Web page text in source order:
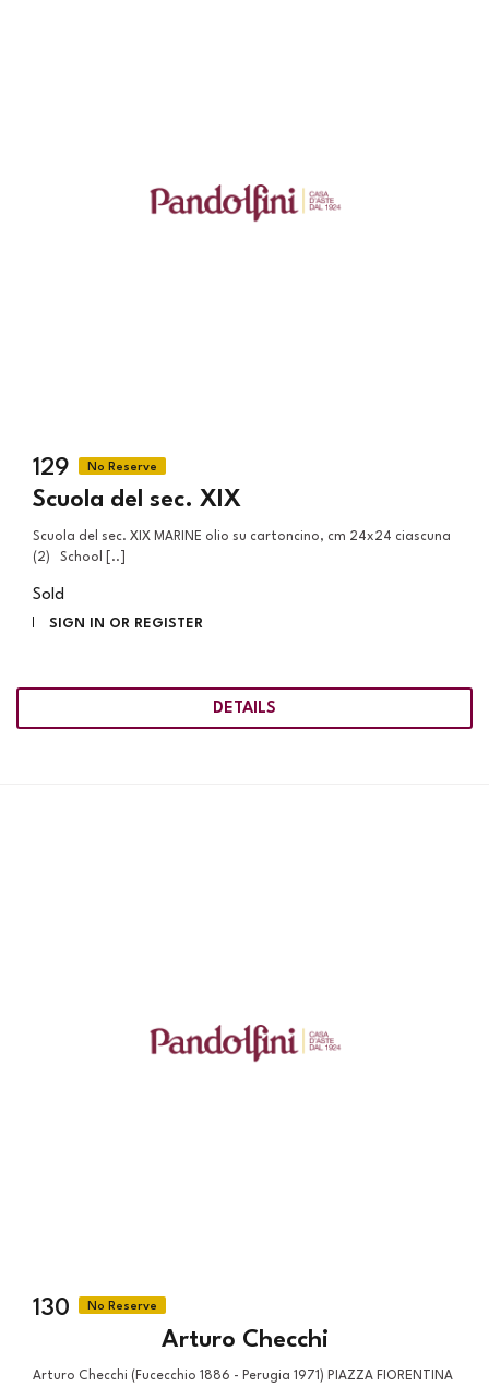
129
Scuola del sec. XIX
Scuola del sec. XIX MARINE olio su cartoncino, cm 24x24 ciascuna
(2) School [..]
Sold
SIGN IN OR REGISTER
DETAILS
130
Arturo Checchi
Arturo Checchi (Fucecchio 1886 - Perugia 1971) PIAZZA FIORENTINA